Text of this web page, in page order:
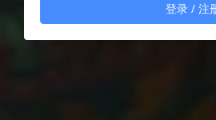
登录 / 注